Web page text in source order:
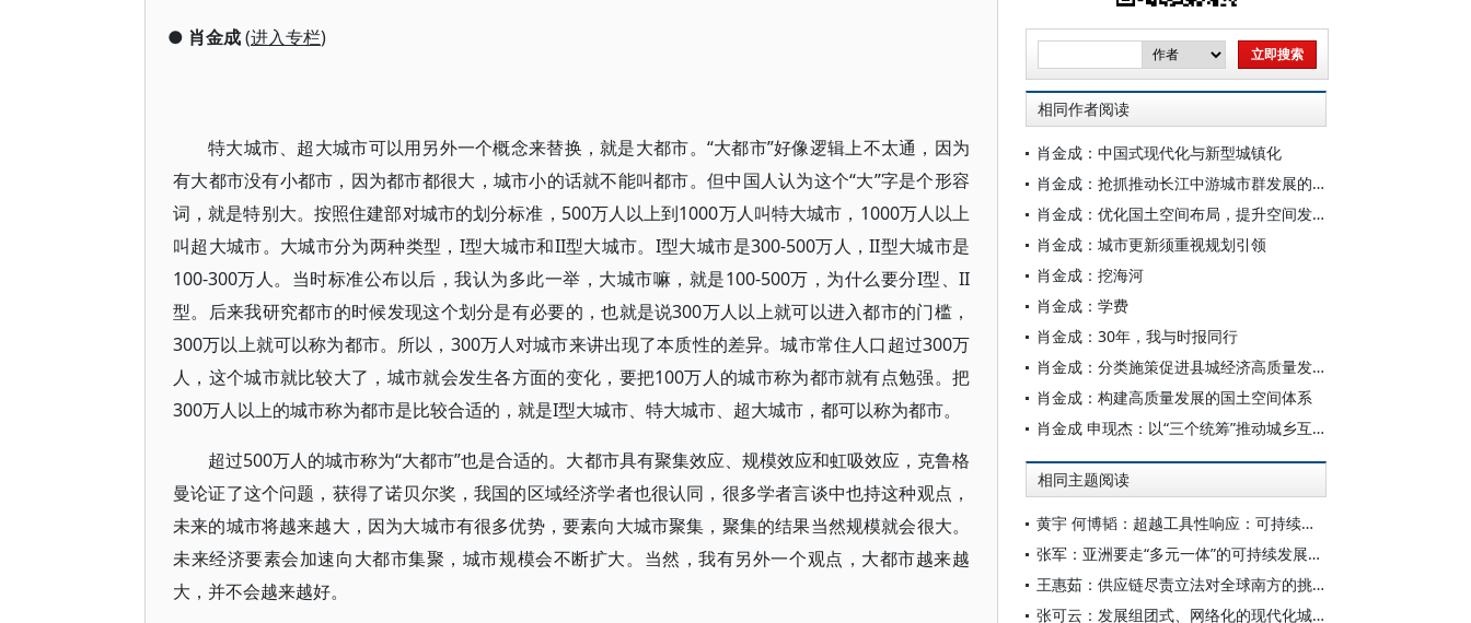
● 肖金成(进入专栏)
特大城市、超大城市可以用另外一个概念来替换，就是大都市。“大都市”好像逻辑上不太通，因为
有大都市没有小都市，因为都市都很大，城市小的话就不能叫都市。但中国人认为这个“大”字是个形容
词，就是特别大。按照住建部对城市的划分标准，500万人以上到1000万人叫特大城市，1000万人以上
叫超大城市。大城市分为两种类型，I型大城市和II型大城市。I型大城市是300-500万人，II型大城市是
100-300万人。当时标准公布以后，我认为多此一举，大城市嘛，就是100-500万，为什么要分I型、II
型。后来我研究都市的时候发现这个划分是有必要的，也就是说300万人以上就可以进入都市的门槛，
300万以上就可以称为都市。所以，300万人对城市来讲出现了本质性的差异。城市常住人口超过300万
人，这个城市就比较大了，城市就会发生各方面的变化，要把100万人的城市称为都市就有点勉强。把
300万人以上的城市称为都市是比较合适的，就是I型大城市、特大城市、超大城市，都可以称为都市。
超过500万人的城市称为“大都市”也是合适的。大都市具有聚集效应、规模效应和虹吸效应，克鲁格
曼论证了这个问题，获得了诺贝尔奖，我国的区域经济学者也很认同，很多学者言谈中也持这种观点，
未来的城市将越来越大，因为大城市有很多优势，要素向大城市聚集，聚集的结果当然规模就会很大。
未来经济要素会加速向大都市集聚，城市规模会不断扩大。当然，我有另外一个观点，大都市越来越
大，并不会越来越好。
相同作者阅读
肖金成：中国式现代化与新型城镇化
肖金成：抢抓推动长江中游城市群发展的历史性机遇
肖金成：优化国土空间布局，提升空间发展质量
肖金成：城市更新须重视规划引领
肖金成：挖海河
肖金成：学费
肖金成：30年，我与时报同行
肖金成：分类施策促进县城经济高质量发展
肖金成：构建高质量发展的国土空间体系
肖金成 申现杰：以“三个统筹”推动城乡互促共荣
相同主题阅读
黄宇 何博韬：超越工具性响应：可持续大学的本体性转型
张军：亚洲要走“多元一体”的可持续发展之路
王惠茹：供应链尽责立法对全球南方的挑战与应对
张可云：发展组团式、网络化的现代化城市群和都市圈